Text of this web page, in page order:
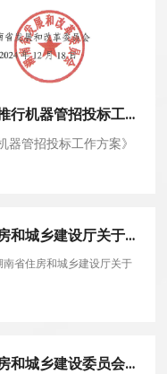
关于印发《湖南省工程建设项目推行机器管招投标工作方案》的通知
管招投标工作方案》
湖南省住房和城乡建设厅关于进一步加强城镇二次供水设施建设改造管理的通知（湘建城〔2020〕180号）
南省住房和城乡建设厅关于
长沙市住房和城乡建设委员会 关于印发《长沙市城区新建住宅供水设施 建设和管理办法实施细则》的通知